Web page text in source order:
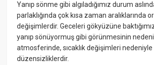
Yanıp sönme gibi algıladığımız durum
parlaklığında çok kısa zaman aralıklarında
değişimlerdir. Geceleri gökyüzüne
yanıp sönüyormuş gibi görünmesinin nedeni
atmosferinde, sıcaklık değişimleri
düzensizliklerdir.